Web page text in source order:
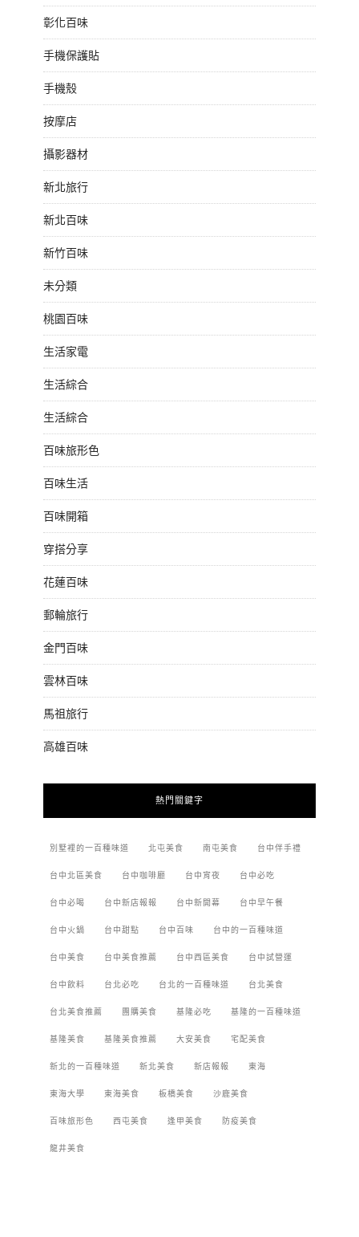
彰化百味
手機保護貼
手機殼
按摩店
攝影器材
新北旅行
新北百味
新竹百味
未分類
桃園百味
生活家電
生活綜合
生活綜合
百味旅形色
百味生活
百味開箱
穿搭分享
花蓮百味
郵輪旅行
金門百味
雲林百味
馬祖旅行
高雄百味
熱門關鍵字
別墅裡的一百種味道 北屯美食 南屯美食 台中伴手禮
台中北區美食 台中咖啡廳 台中宵夜 台中必吃
台中必喝 台中新店報報 台中新開幕 台中早午餐
台中火鍋 台中甜點 台中百味 台中的一百種味道
台中美食 台中美食推薦 台中西區美食 台中試營運
台中飲料 台北必吃 台北的一百種味道 台北美食
台北美食推薦 團購美食 基隆必吃 基隆的一百種味道
基隆美食 基隆美食推薦 大安美食 宅配美食
新北的一百種味道 新北美食 新店報報 東海
東海大學 東海美食 板橋美食 沙鹿美食
百味旅形色 西屯美食 逢甲美食 防疫美食
龍井美食